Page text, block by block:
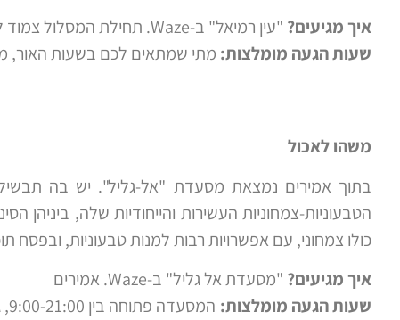
איך מגיעים? "עין רמיאל" ב-Waze. תחילת המסלול צמוד למעיין בכיוון מערב, סימון כחול. ניתן להגיע עם הרכב בצמוד למעיין
שעות הגעה מומלצות: מתי שמתאים לכם בשעות האור,
משהו לאכול
בתוך אמירים נמצאת מסעדת "אל-גליל". יש בה
הטבעוניות-צמחוניות העשירות והייחודיות שלה, ביניהן
כולו צמחוני, עם אפשרויות רבות למנות טבעוניות, ובפסח
איך מגיעים? "מסעדת אל גליל" ב-Waze. אמירים
שעות הגעה מומלצות: